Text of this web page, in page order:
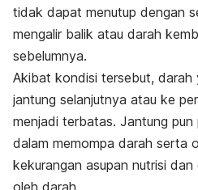
tidak dapat menutup dengan
mengalir balik atau darah
sebelumnya.
Akibat kondisi tersebut, darah
jantung selanjutnya atau ke
menjadi terbatas. Jantung pun
dalam memompa darah serta
kekurangan asupan nutrisi